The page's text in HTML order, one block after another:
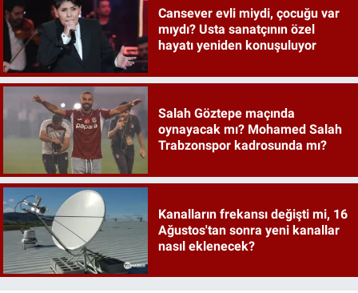
Cansever evli miydi, çocuğu var
mıydı? Usta sanatçının özel
hayatı yeniden konuşuluyor
Salah Göztepe maçında
oynayacak mı? Mohamed Salah
Trabzonspor kadrosunda mı?
Kanalların frekansı değişti mi, 16
Ağustos'tan sonra yeni kanallar
nasıl eklenecek?